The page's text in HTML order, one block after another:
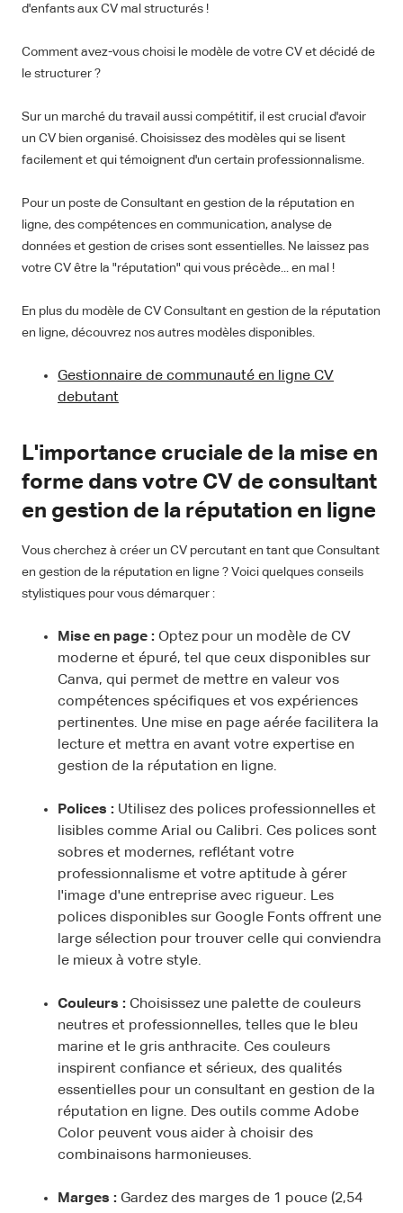
d'enfants aux CV mal structurés !
Comment avez-vous choisi le modèle de votre CV et décidé de
le structurer ?
Sur un marché du travail aussi compétitif, il est crucial d'avoir
un CV bien organisé. Choisissez des modèles qui se lisent
facilement et qui témoignent d'un certain professionnalisme.
Pour un poste de Consultant en gestion de la réputation en
ligne, des compétences en communication, analyse de
données et gestion de crises sont essentielles. Ne laissez pas
votre CV être la "réputation" qui vous précède... en mal !
En plus du modèle de CV Consultant en gestion de la réputation
en ligne, découvrez nos autres modèles disponibles.
Gestionnaire de communauté en ligne CV
debutant
L'importance cruciale de la mise en
forme dans votre CV de consultant
en gestion de la réputation en ligne
Vous cherchez à créer un CV percutant en tant que Consultant
en gestion de la réputation en ligne ? Voici quelques conseils
stylistiques pour vous démarquer :
Mise en page : Optez pour un modèle de CV
moderne et épuré, tel que ceux disponibles sur
Canva, qui permet de mettre en valeur vos
compétences spécifiques et vos expériences
pertinentes. Une mise en page aérée facilitera la
lecture et mettra en avant votre expertise en
gestion de la réputation en ligne.
Polices : Utilisez des polices professionnelles et
lisibles comme Arial ou Calibri. Ces polices sont
sobres et modernes, reflétant votre
professionnalisme et votre aptitude à gérer
l'image d'une entreprise avec rigueur. Les
polices disponibles sur Google Fonts offrent une
large sélection pour trouver celle qui conviendra
le mieux à votre style.
Couleurs : Choisissez une palette de couleurs
neutres et professionnelles, telles que le bleu
marine et le gris anthracite. Ces couleurs
inspirent confiance et sérieux, des qualités
essentielles pour un consultant en gestion de la
réputation en ligne. Des outils comme Adobe
Color peuvent vous aider à choisir des
combinaisons harmonieuses.
Marges : Gardez des marges de 1 pouce (2,54